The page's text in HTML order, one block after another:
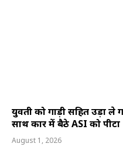
युवती को गाड़ी सहित उड़ा ले
साथ कार में बैठे ASI को पीटा
August 1, 2026